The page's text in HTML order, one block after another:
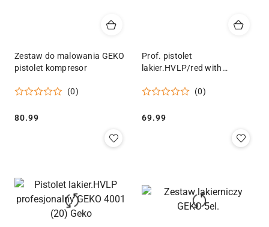
Zestaw do malowania GEKO
pistolet kompresor
(0)
Cena:
80.99
Prof. pistolet
lakier.HVLP/red with
(0)
Cena:
69.99